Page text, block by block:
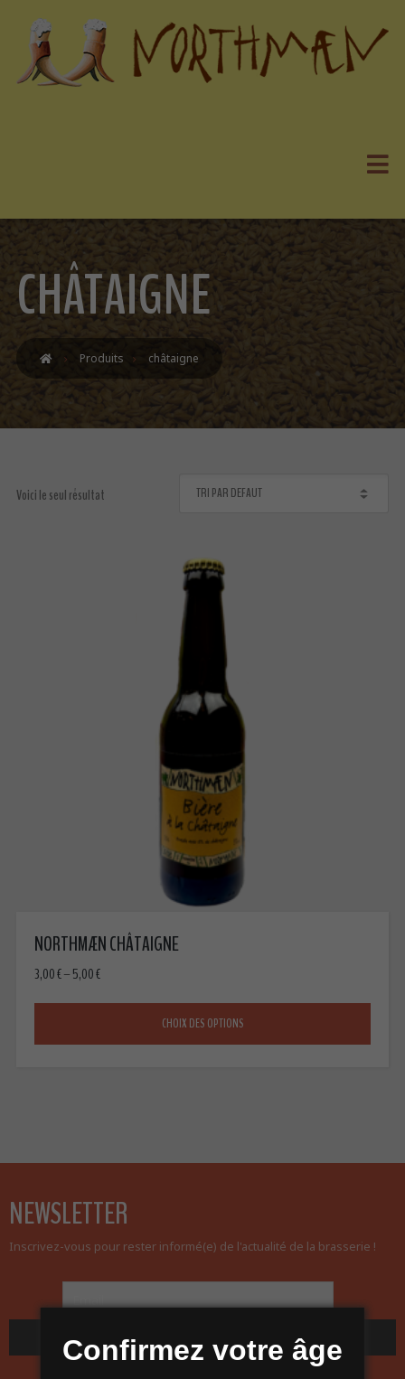
CHÂTAIGNE
Produits châtaigne
Voici le seul résultat
NORTHMÆN CHÂTAIGNE
3,00€–5,00€
CHOIX DES OPTIONS
NEWSLETTER
Inscrivez-vous pour rester informé(e) de l'actualité de la brasserie !
Confirmez votre âge